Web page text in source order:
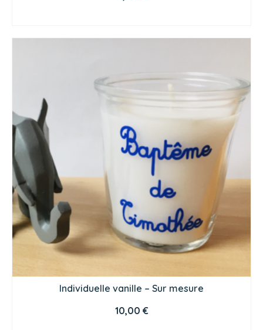
Individuelle vanille – Sur mesure
10,00 €